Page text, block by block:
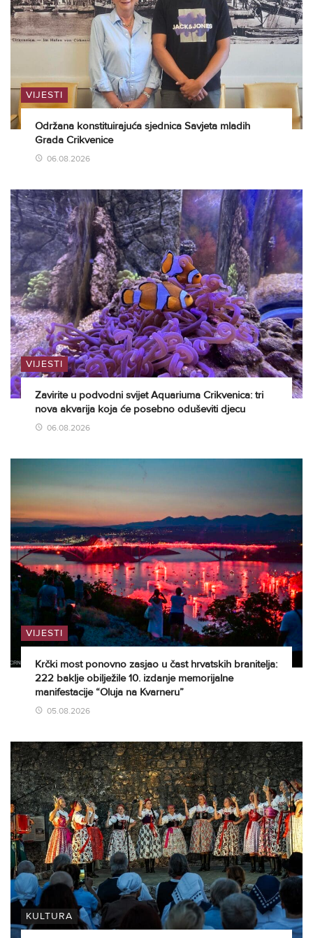
VIJESTI
Održana konstituirajuća sjednica Savjeta mladih
Grada Crikvenice
06.08.2026
VIJESTI
Zavirite u podvodni svijet Aquariuma Crikvenica: tri
nova akvarija koja će posebno oduševiti djecu
06.08.2026
VIJESTI
Krčki most ponovno zasjao u čast hrvatskih branitelja:
222 baklje obilježile 10. izdanje memorijalne
manifestacije “Oluja na Kvarneru”
05.08.2026
KULTURA